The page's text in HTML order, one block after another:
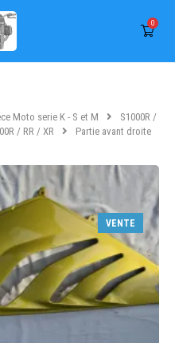
0
Moto serie K - S et M
S1000R /
/ RR / XR
Partie avant droite
VENTE